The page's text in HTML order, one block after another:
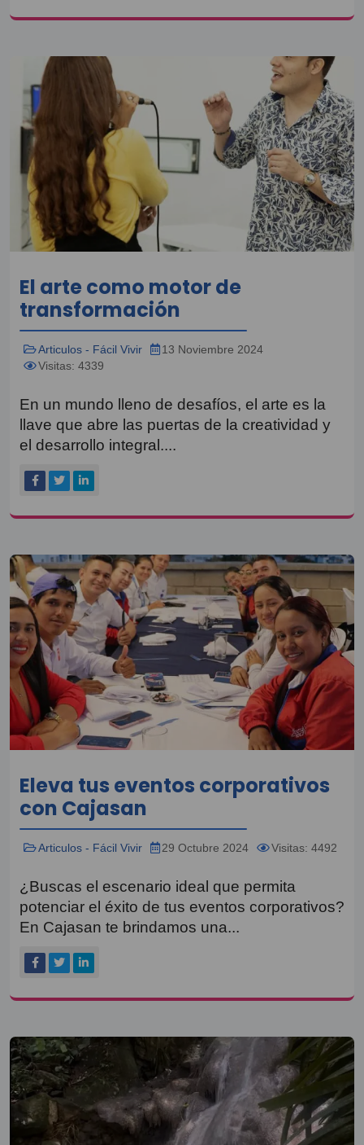
El arte como motor de
transformación
Articulos - Fácil Vivir
13 Noviembre 2024
Visitas: 4339
En un mundo lleno de desafíos, el arte es la
llave que abre las puertas de la creatividad y
el desarrollo integral....
Eleva tus eventos corporativos
con Cajasan
Articulos - Fácil Vivir 29 Octubre 2024 Visitas: 4492
¿Buscas el escenario ideal que permita
potenciar el éxito de tus eventos corporativos?
En Cajasan te brindamos una...